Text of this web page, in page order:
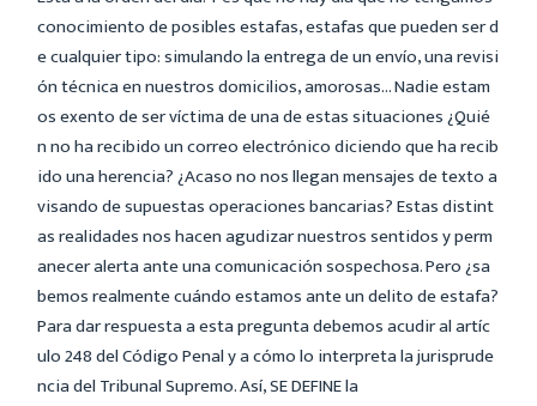
conocimiento de posibles estafas, estafas que pueden ser d
e cualquier tipo: simulando la entrega de un envío, una revisi
ón técnica en nuestros domicilios, amorosas… Nadie estam
os exento de ser víctima de una de estas situaciones ¿Quié
n no ha recibido un correo electrónico diciendo que ha recib
ido una herencia? ¿Acaso no nos llegan mensajes de texto a
visando de supuestas operaciones bancarias? Estas distint
as realidades nos hacen agudizar nuestros sentidos y perm
anecer alerta ante una comunicación sospechosa. Pero ¿sa
bemos realmente cuándo estamos ante un delito de estafa?
Para dar respuesta a esta pregunta debemos acudir al artíc
ulo 248 del Código Penal y a cómo lo interpreta la jurisprude
ncia del Tribunal Supremo. Así, SE DEFINE la